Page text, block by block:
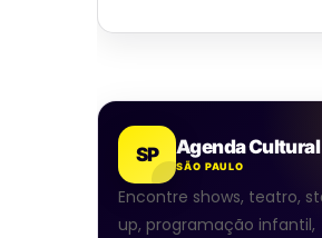
SP Agenda Cultural
SÃO PAULO
Encontre shows, teatro,
up, programação infantil,